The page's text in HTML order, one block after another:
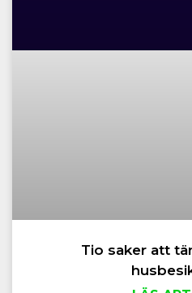
Tio saker att